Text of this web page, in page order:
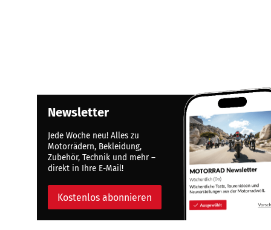
Newsletter
Jede Woche neu! Alles zu
Motorrädern, Bekleidung,
Zubehör, Technik und mehr –
direkt in Ihre E-Mail!
Kostenlos abonnieren